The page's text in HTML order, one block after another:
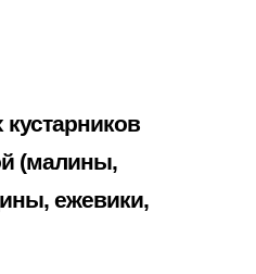
(малины,
ежевики,